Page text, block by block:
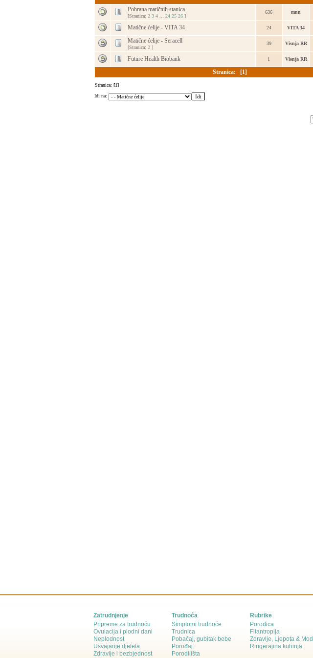
Pohrana matičnih stanica
[Stranica: 2 3 4... 24 25 26]
636 mnn
Matične ćelije - VITA 34 24 VITA 34
Matične ćelije - Seracell
[Stranica: 2]
39 Visnja RR
Future Health Biobank 1 Visnja RR
Stranica: [1]
Stranica: [1]
Idi na:
Zatrudnjenje
Pripreme za trudnoću
Ovulacija i plodni dani
Neplodnost
Usvajanje djeteta
Zdravlje i bezbjednost
Trudnoća
Simptomi trudnoće
Trudnica
Pobačaj, gubitak bebe
Porođaj
Porodilišta
Rubrike
Porodica
Filantropija
Zdravlje, Ljepota &
Ringerajina kuhinja